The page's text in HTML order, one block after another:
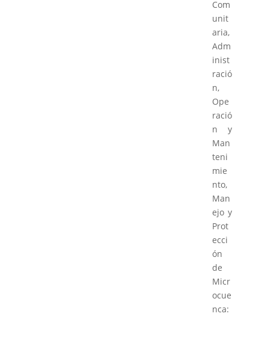
Com
unit
aria,
Adm
inist
ració
n,
Ope
ració
n y
Man
teni
mie
nto,
Man
ejo y
Prot
ecci
ón
de
Micr
ocue
nca: